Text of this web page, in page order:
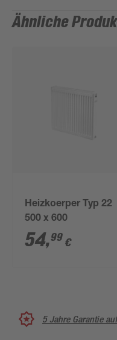
Ähnliche
Heizkoerper Typ 22
500 x 600
54,99 €
5 Jahre Garantie